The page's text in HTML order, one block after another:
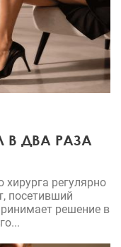
В ДВА РАЗА
хирурга регулярно
посетивший
решение в